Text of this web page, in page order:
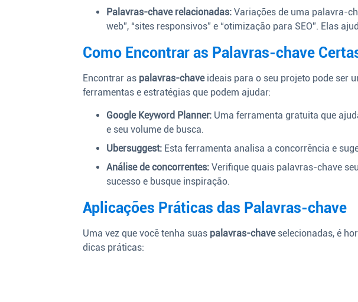
Palavras-chave relacionadas: Variações de uma palavra-
web”, “sites responsivos” e “otimização para SEO”. Elas
Como Encontrar as Palavras-chave
Encontrar as palavras-chaveideais para o seu projeto pode ser
ferramentas e estratégias que podem ajudar:
Google Keyword Planner: Uma ferramenta gratuita que
e seu volume de busca.
Ubersuggest: Esta ferramenta analisa a concorrência e
Análise de concorrentes: Verifique quais palavras-chave
sucesso e busque inspiração.
Aplicações Práticas das Palavras-chave
Uma vez que você tenha suas palavras-chaveselecionadas, é
dicas práticas: